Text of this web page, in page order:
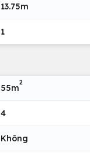
13.75m
1
55m
2
4
Không